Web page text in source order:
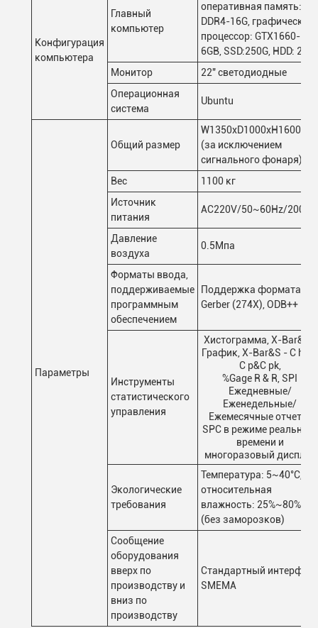
Конфигурация
компьютера
Главный
компьютер
оперативная память:
DDR4-16G, графический
процессор: GTX1660-
6GB, SSD:250G, HDD: 2T
Монитор
22" светодиодные
Операционная
система
Ubuntu
Параметры
Общий размер
W1350xD1000xH1600mm
(за исключением
сигнального фонаря)
Вес
1100 кг
Источник
питания
AC220V/50~60Hz/2000W
Давление
воздуха
0.5Мпа
Форматы ввода,
поддерживаемые
программным
обеспечением
Поддержка формата
Gerber (274X), ODB++
Инструменты
статистического
управления
Хистограмма, X-Bar&R -
График, X-Bar&S - C hart,
C p&C pk,
%Gage R & R, SPI
Ежедневные/
Еженедельные/
Ежемесячные отчеты,
SPC в режиме реального
времени и
многоразовый дисплей
Экологические
требования
Температура: 5~40°C,
относительная
влажность: 25%~80%
(без заморозков)
Сообщение
оборудования
вверх по
производству и
вниз по
производству
Стандартный интерфейс
SMEMA